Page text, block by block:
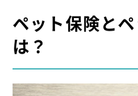
ペット保険と
は？